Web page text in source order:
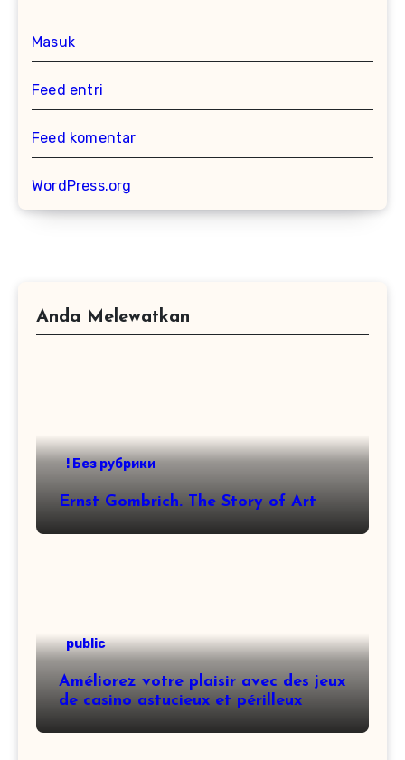
Masuk
Feed entri
Feed komentar
WordPress.org
Anda Melewatkan
! Без рубрики
Ernst Gombrich. The Story of Art
public
Améliorez votre plaisir avec des jeux
de casino astucieux et périlleux